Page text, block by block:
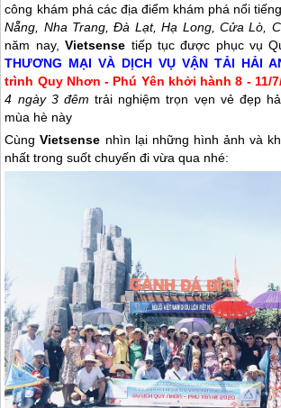
công khám phá các địa điểm khám phá nổi
Nẵng, Nha Trang, Đà Lạt, Hạ Long, Cửa Lò,
năm nay,Vietsense tiếp tục được phục vụ
THƯƠNG MẠI VÀ DỊCH VỤ VẬN TẢI HẢI
trình Quy Nhơn - Phú Yên khởi hành 8 - 11/
4 ngày 3 đêm trải nghiệm trọn vẹn vẻ đẹp
mùa hè này
CùngVietsense nhìn lại những hình ảnh và
nhất trong suốt chuyến đi vừa qua nhé: